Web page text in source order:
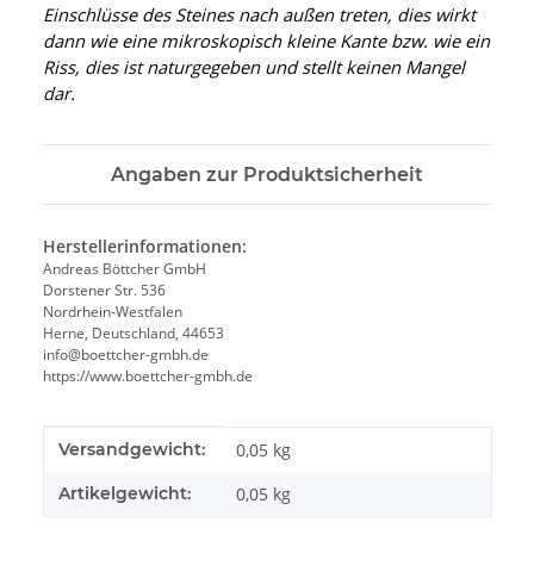
Einschlüsse des Steines nach außen treten, dies wirkt
dann wie eine mikroskopisch kleine Kante bzw. wie ein
Riss, dies ist naturgegeben und stellt keinen Mangel
dar.
Angaben zur Produktsicherheit
Herstellerinformationen:
Andreas Böttcher GmbH
Dorstener Str. 536
Nordrhein-Westfalen
Herne, Deutschland, 44653
info@boettcher-gmbh.de
https://www.boettcher-gmbh.de
Produkteigenschaft
Wert
Versandgewicht: 0,05 kg
Artikelgewicht: 0,05 kg